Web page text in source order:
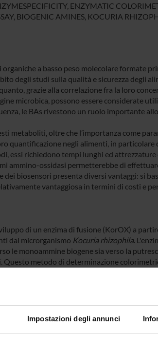
Impostazioni degli annunci
ENZYMATIC
BIOGENIC AMINES, KOCURIA
organiche a basso peso molecolare formate
degli studi sulla qualità e sicurezza degli
grazie alla correlazione fra la loro
microbica, possono essere considerate
le BAs rivestono un ruolo importante
metaboliti, oltre che l’importanza come
quantificazione negli alimenti, in
essi richiedono tempi lunghi ed
ammino-ossidasi permetterebbe di
biosensori presenta diversi vantaggi: si
vantaggiosa in termini di costi e
di un enzima di fusione (KorOX) a
dal microrganismo Kocuria rhizophila.
le monoammine biogene sia verso la
Questo metodo di determinazione
di controllo degli alimenti prima di più